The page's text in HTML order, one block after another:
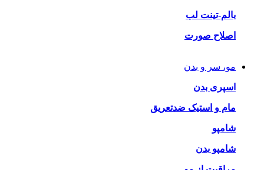
بالم-تینت لب
اصلاح صورت
مو، سر و بدن
اسپری بدن
مام و استیک ضدتعریق
شامپو
شامپو بدن